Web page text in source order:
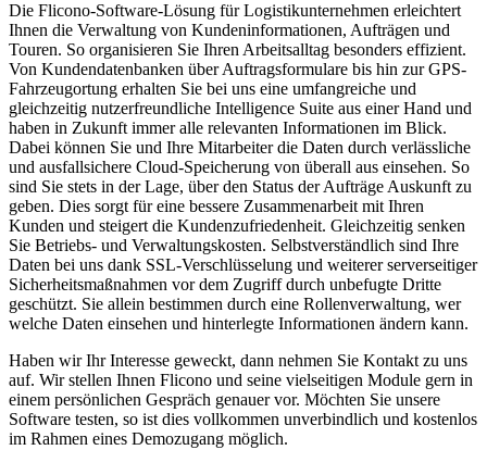
Die Flicono-Software-Lösung für Logistikunternehmen erleichtert
Ihnen die Verwaltung von Kundeninformationen, Aufträgen und
Touren. So organisieren Sie Ihren Arbeitsalltag besonders effizient.
Von Kundendatenbanken über Auftragsformulare bis hin zur GPS-
Fahrzeugortung erhalten Sie bei uns eine umfangreiche und
gleichzeitig nutzerfreundliche Intelligence Suite aus einer Hand und
haben in Zukunft immer alle relevanten Informationen im Blick.
Dabei können Sie und Ihre Mitarbeiter die Daten durch verlässliche
und ausfallsichere Cloud-Speicherung von überall aus einsehen. So
sind Sie stets in der Lage, über den Status der Aufträge Auskunft zu
geben. Dies sorgt für eine bessere Zusammenarbeit mit Ihren
Kunden und steigert die Kundenzufriedenheit. Gleichzeitig senken
Sie Betriebs- und Verwaltungskosten. Selbstverständlich sind Ihre
Daten bei uns dank SSL-Verschlüsselung und weiterer serverseitiger
Sicherheitsmaßnahmen vor dem Zugriff durch unbefugte Dritte
geschützt. Sie allein bestimmen durch eine Rollenverwaltung, wer
welche Daten einsehen und hinterlegte Informationen ändern kann.
Haben wir Ihr Interesse geweckt, dann nehmen Sie Kontakt zu uns
auf. Wir stellen Ihnen Flicono und seine vielseitigen Module gern in
einem persönlichen Gespräch genauer vor. Möchten Sie unsere
Software testen, so ist dies vollkommen unverbindlich und kostenlos
im Rahmen eines Demozugang möglich.